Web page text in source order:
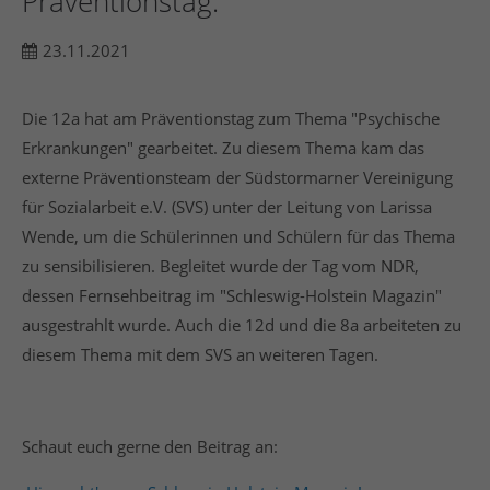
We offer support for our customers
Mon - Fri 8:00am - 5:00pm(GMT +1)
Get in touch
Cybersteel Inc.
376-293 City Road, Suite 600
San Francisco, CA 94102
23.11.2021
Die 12a hat am Präventionstag zum Thema "Psychische
Erkrankungen" gearbeitet. Zu diesem Thema kam das
externe Präventionsteam der Südstormarner Vereinigung
für Sozialarbeit e.V. (SVS) unter der Leitung von Larissa
Wende, um die Schülerinnen und Schülern für das Thema
zu sensibilisieren. Begleitet wurde der Tag vom NDR,
dessen Fernsehbeitrag im "Schleswig-Holstein Magazin"
ausgestrahlt wurde. Auch die 12d und die 8a arbeiteten zu
diesem Thema mit dem SVS an weiteren Tagen.
Schaut euch gerne den Beitrag an: